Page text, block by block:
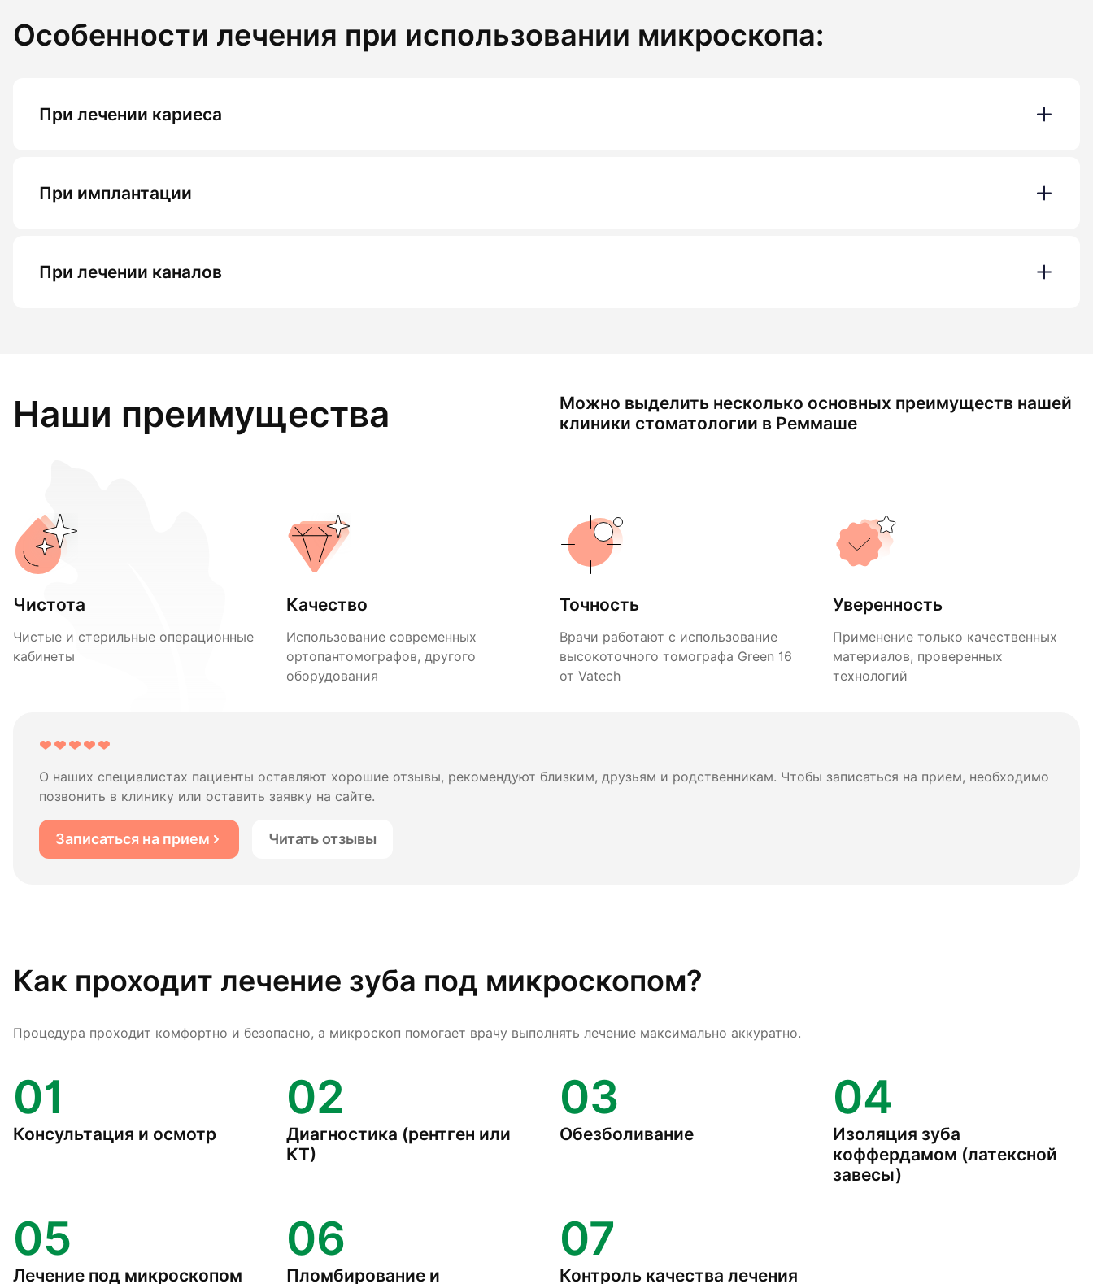
Особенности лечения при использовании микроскопа:
При лечении кариеса
При имплантации
При лечении каналов
Наши преимущества
Можно выделить несколько основных преимуществ нашей
клиники стоматологии в Реммаше
Чистота
Чистые и стерильные операционные
кабинеты
Качество
Использование современных
ортопантомографов, другого
оборудования
Точность
Врачи работают с использование
высокоточного томографа Green 16
от Vatech
Уверенность
Применение только качественных
материалов, проверенных
технологий
О наших специалистах пациенты оставляют хорошие отзывы, рекомендуют близким, друзьям и родственникам. Чтобы записаться на прием, необходимо
позвонить в клинику или оставить заявку на сайте.
Записаться на прием Читать отзывы
Как проходит лечение зуба под микроскопом?
Процедура проходит комфортно и безопасно, а микроскоп помогает врачу выполнять лечение максимально аккуратно.
01
Консультация и осмотр
02
Диагностика (рентген или
КТ)
03
Обезболивание
04
Изоляция зуба
коффердамом (латексной
завесы)
05
Лечение под микроскопом
06
Пломбирование и
07
Контроль качества лечения